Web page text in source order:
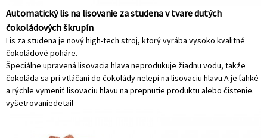
Automatický lis na lisovanie za studena v tvare dutých
čokoládových škrupín
Lis za studena je nový high-tech stroj, ktorý vyrába vysoko kvalitné
čokoládové poháre.
Špeciálne upravená lisovacia hlava neprodukuje žiadnu vodu, takže
čokoláda sa pri vtláčaní do čokolády nelepí na lisovaciu hlavu.A je ľahké
a rýchle vymeniť lisovaciu hlavu na prepnutie produktu alebo čistenie.
vyšetrovaniedetail